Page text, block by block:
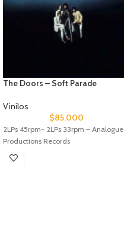
The Doors – Soft Parade
Vinilos
$85.000
2LPs 45rpm- 2LPs 33rpm – Analogue
Productions Records